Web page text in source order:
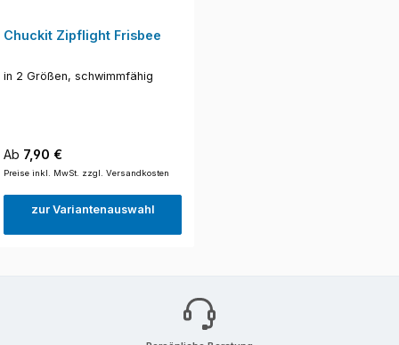
Chuckit Zipflight Frisbee
in 2 Größen, schwimmfähig
Regulärer Preis:
Ab 7,90 €
Preise inkl. MwSt. zzgl. Versandkosten
zur Variantenauswahl